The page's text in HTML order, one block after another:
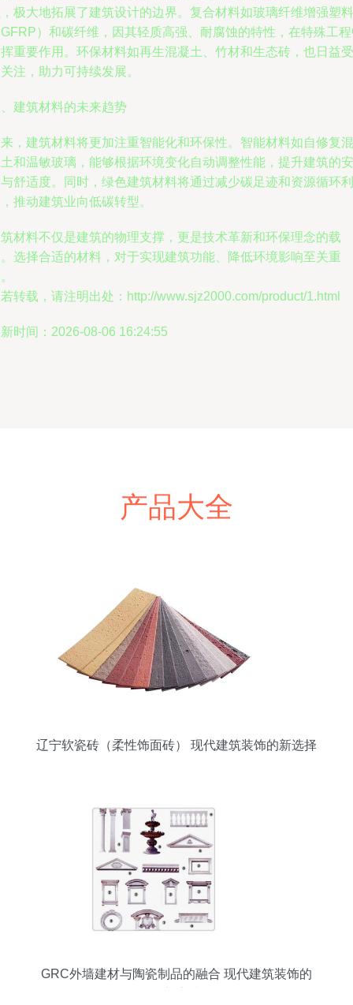
极大地拓展了建筑设计的边界。复合材料如玻璃纤维增强塑料
）和碳纤维，因其轻质高强、耐腐蚀的特性，在特殊工
重要作用。环保材料如再生混凝土、竹材和生态砖，也日益受
注，助力可持续发展。
建筑材料的未来趋势
，建筑材料将更加注重智能化和环保性。智能材料如自修复混
和温敏玻璃，能够根据环境变化自动调整性能，提升建筑的安
舒适度。同时，绿色建筑材料将通过减少碳足迹和资源循环利
推动建筑业向低碳转型。
材料不仅是建筑的物理支撑，更是技术革新和环保理念的载
选择合适的材料，对于实现建筑功能、降低环境影响至关重
转载，请注明出处：http://www.sjz2000.com/product/1.html
时间：2026-08-06 16:24:55
产品大全
辽宁软瓷砖（柔性饰面砖） 现代建筑装饰的新选择
GRC外墙建材与陶瓷制品的融合 现代建筑装饰的